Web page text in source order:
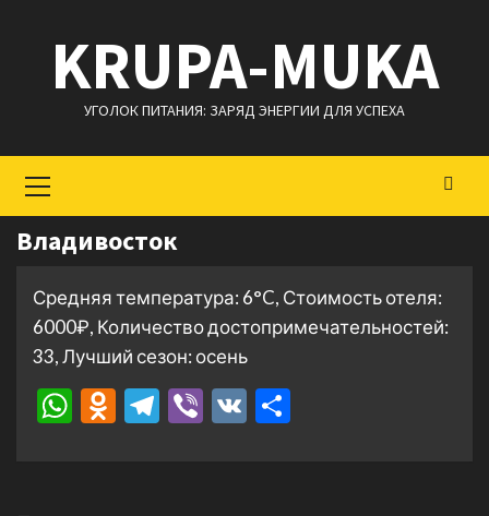
содержимому
KRUPA-MUKA
УГОЛОК ПИТАНИЯ: ЗАРЯД ЭНЕРГИИ ДЛЯ УСПЕХА
меню
Владивосток
Средняя температура: 6°C, Стоимость отеля:
6000₽, Количество достопримечательностей:
33, Лучший сезон: осень
WhatsApp
Odnoklassniki
Telegram
Viber
VK